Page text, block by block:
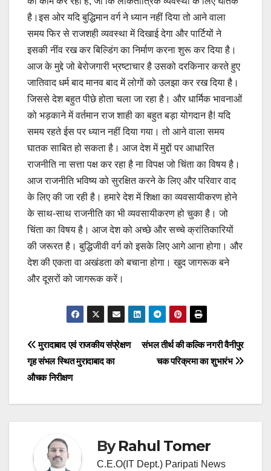
है।इस ओर यदि बुद्धिमान वर्ग ने ध्यान नहीं दिया तो आने वाला
समय फिर से राजशही व्यवस्था में दिखाई देगा और पार्टियों ने
इसकी नींव रख कर बिल्डिंग का निर्माण करना शुरू कर दिया है।
आज के मुद्दे जो बेरोजगारी भ्रष्टाचार है उसको दरकिनार करते हुए
जातिवाद धर्म बाद मानव बाद में लोगों को उलझा कर रख दिया है।
जिससे देश बहुत पीछे होता चला जा रहा है। और धार्मिक भावनाओं
को भड़काने में वर्तमान राज शाही का बहुत बड़ा योगदान है! यदि
समय रहते ईस पर ध्यान नहीं दिया गया। तो आने वाला समय
घातक साबित हो सकता है। आज देश में मुद्दों पर आधारित
राजनीति ना सत्ता पक्ष कर रहा है ना विपक्ष जो चिंता का विषय है।
आज राजनीति भविष्य को सुरक्षित करने के लिए और परिवार वाद
के लिए की जा रही है। हमारे देश में शिक्षा का व्यवसायीकरण होने
के साथ-साथ राजनीति का भी व्यवसायीकरण हो चुका है। जो
चिंता का विषय है। आज देश को अच्छे और सच्चे क्रांतिकारियों
की जरूरत है। बुद्धिजीवी वर्ग को इसके लिए आगे आना होगा। और
देश की एकता वा अखंडता को बचाना होगा। खुद जागरूक बने
और दूसरों को जागरूक करें।
Post
navigation
संभल तीर्थ की कल्कि नगरी वैनीपुर
चक परिक्रमा का शुभारंभ
मुरादाबाद एवं राजकीय संप्रेक्षण
गृह संभल स्थित मुरादाबाद का
औचक निरीक्षण
ByRahul Tomer
C.E.O(IT Dept.) Paripati News